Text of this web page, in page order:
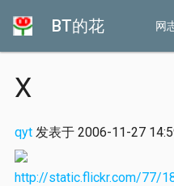
BT的花 网
X
qyt 发表于 2006-11-27
http://static.flickr.com/77/